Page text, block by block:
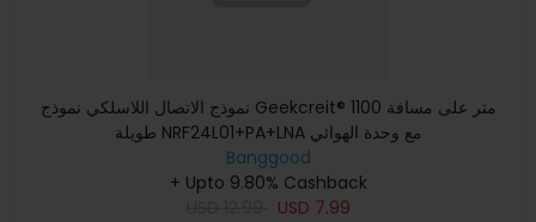
نموذج الاتصال اللاسلكي نموذج Geekcreit® 1100 متر على مسافة
طويلة NRF24L01+PA+LNA مع وحدة الهوائي
Banggood
+ Upto 9.80% Cashback
USD 7.99